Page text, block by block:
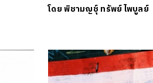
โดยพิชามญชุ์ ทรัพย์ไพบูลย์